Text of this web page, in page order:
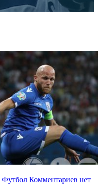
Футбол Комментариев нет